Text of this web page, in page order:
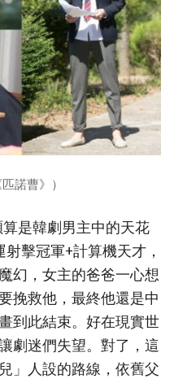
諾曹》）
算是韓劇男主中的天花
擊冠軍+計算機天才，
幻，女主的爸爸一心想
挽救他，最終他還是中
到此結束。好在現實世
劇迷們失望。對了，這
」人設的路線，依舊父